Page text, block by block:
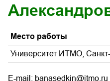
Место работы
Университет ИТМО,
E-mail: banasedkin@itmo.ru